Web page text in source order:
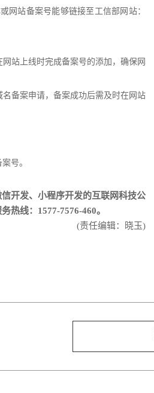
网站备案号能够链接至工信部网站：
站上线时完成备案号的添加，确保网
备案申请，备案成功后需及时在网站
号。
信开发、 小程序开发的互联网科技公
热线：1577-7576-460。
(责任编辑：晓玉)